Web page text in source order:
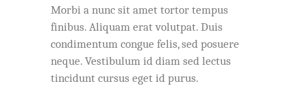
Morbi a nunc sit amet tortor tempus
finibus. Aliquam erat volutpat. Duis
condimentum congue felis, sed posuere
neque. Vestibulum id diam sed lectus
tincidunt cursus eget id purus.